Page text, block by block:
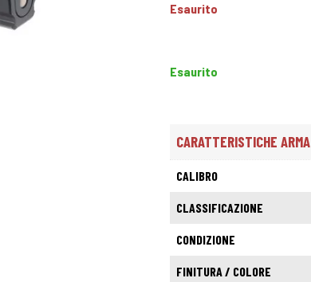
Esaurito
Esaurito
CARATTERISTICHE ARMA
CALIBRO
CLASSIFICAZIONE
CONDIZIONE
FINITURA / COLORE